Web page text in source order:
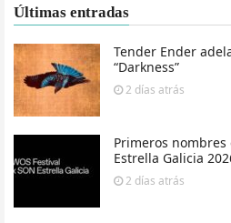
Últimas entradas
Tender Ender
“Darkness”
2 días atrás
Primeros nombres
Estrella Galicia
2 días atrás